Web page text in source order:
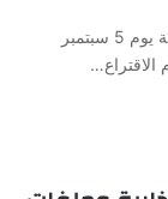
مقدمة حسمت المحكمة العليا نتائج الانتخابات الكينية يوم 5 سبتمبر